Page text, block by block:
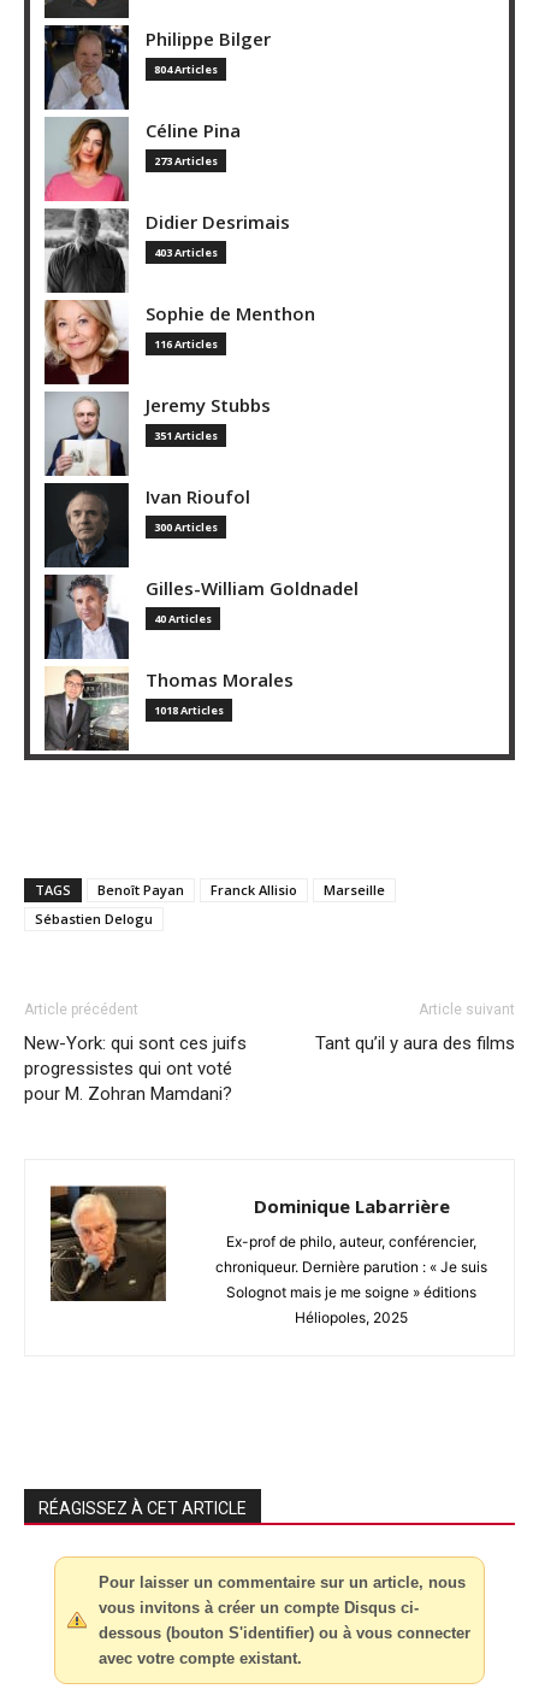
Philippe Bilger
804 Articles
Céline Pina
273 Articles
Didier Desrimais
403 Articles
Sophie de Menthon
116 Articles
Jeremy Stubbs
351 Articles
Ivan Rioufol
300 Articles
Gilles-William Goldnadel
40 Articles
Thomas Morales
1018 Articles
TAGS Benoît Payan Franck Allisio
Marseille
Sébastien Delogu
Article précédent
New-York: qui sont ces juifs
progressistes qui ont voté
pour M. Zohran Mamdani?
Article suivant
Tant qu’il y aura des films
Dominique Labarrière
Ex-prof de philo, auteur, conférencier,
chroniqueur. Dernière parution : « Je suis
Solognot mais je me soigne » éditions
Héliopoles, 2025
RÉAGISSEZ À CET ARTICLE
Pour laisser un commentaire sur un article, nous
vous invitons à créer un compte Disqus ci-
dessous (bouton S'identifier) ou à vous connecter
avec votre compte existant.